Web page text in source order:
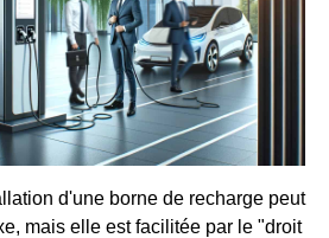
d'une borne de recharge peut
mais elle est facilitée par le "droit